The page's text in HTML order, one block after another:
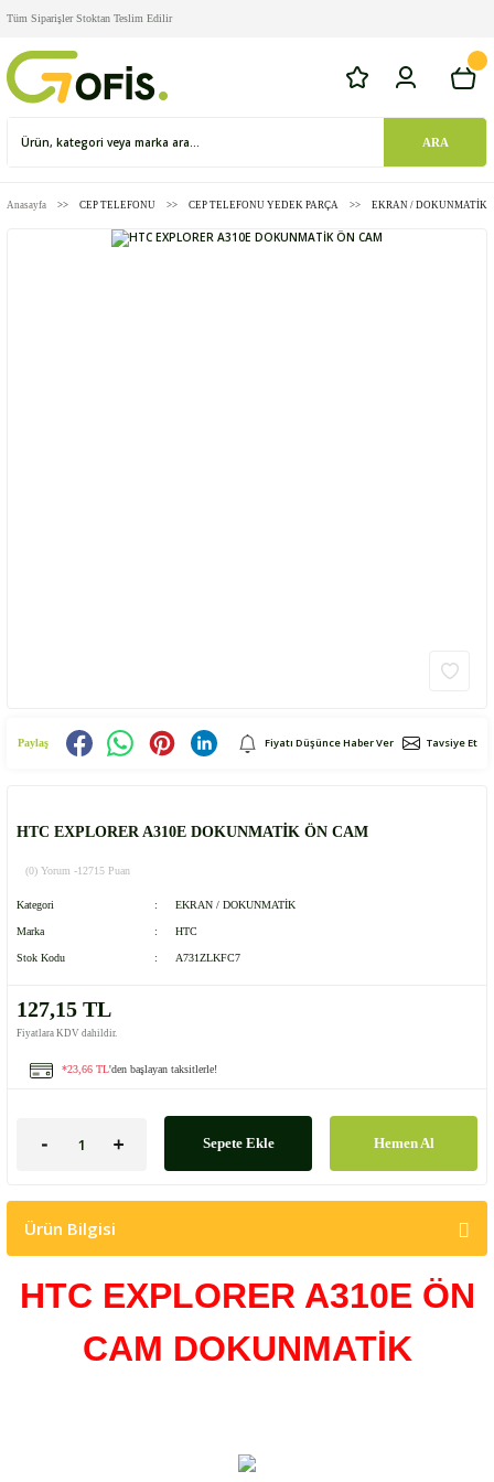
Tüm Siparişler Stoktan Teslim Edilir
ARA
Anasayfa CEP TELEFONU CEP TELEFONU YEDEK PARÇA EKRAN / DOKUNMATİK
Paylaş Fiyatı Düşünce Haber Ver Tavsiye Et
HTC EXPLORER A310E DOKUNMATİK ÖN CAM
(0) Yorum -12715 Puan
Kategori EKRAN / DOKUNMATİK
Marka HTC
Stok Kodu A731ZLKFC7
127,15 TL
Fiyatlara KDV dahildir.
*23,66 TL'den başlayan taksitlerle!
Sepete Ekle Hemen Al
Ürün Bilgisi
HTC EXPLORER A310E ÖN
CAM DOKUNMATİK